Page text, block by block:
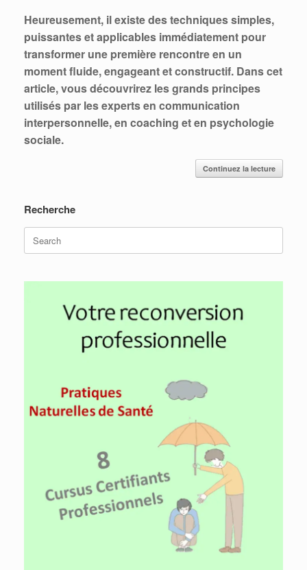
Heureusement, il existe des techniques simples,
puissantes et applicables immédiatement pour
transformer une première rencontre en un
moment fluide, engageant et constructif. Dans cet
article, vous découvrirez les grands principes
utilisés par les experts en communication
interpersonnelle, en coaching et en psychologie
sociale.
Continuez la lecture
Recherche
Search
for: